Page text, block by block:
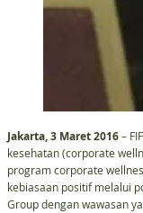
Jakarta, 3 Maret 2016–
kesehatan (corporate
program corporate
kebiasaan positif melalui
Group dengan wawasan